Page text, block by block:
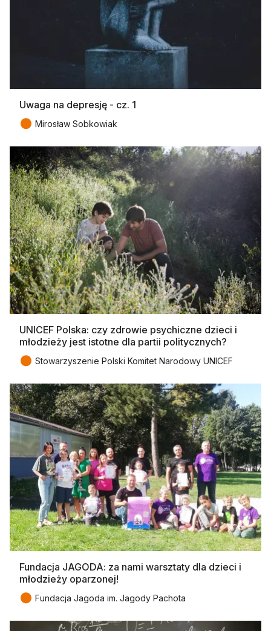
Uwaga na depresję - cz. 1
● Mirosław Sobkowiak
UNICEF Polska: czy zdrowie psychiczne dzieci i
młodzieży jest istotne dla partii politycznych?
● Stowarzyszenie Polski Komitet Narodowy UNICEF
Fundacja JAGODA: za nami warsztaty dla dzieci i
młodzieży oparzonej!
● Fundacja Jagoda im. Jagody Pachota